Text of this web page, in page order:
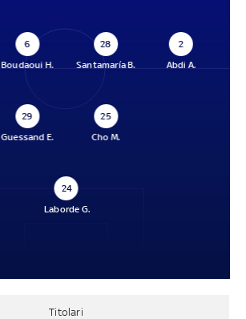
6
Boudaoui H.
28
Santamaría B.
2
Abdi A.
25
Cho M.
29
Guessand E.
24
Laborde G.
Titolari